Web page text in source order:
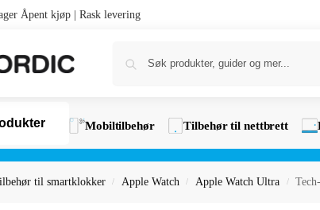
Åpent kjøp | Rask levering
Mobiltilbehør Tilbehør til nettbrett
til smartklokker / Apple Watch / Apple Watch Ultra /